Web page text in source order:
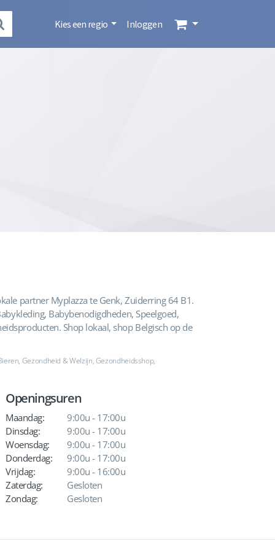
Kies een regio Inloggen
partner Myplazza te Genk, Zuiderring 64 B1.
Babybenodigdheden, Speelgoed,
Shop lokaal, shop Belgisch op de
Gezondheid & Welzijn, Gezondheidsshop,
Openingsuren
Maandag:
9:00u - 17:00u
Dinsdag:
9:00u - 17:00u
Woensdag:
9:00u - 17:00u
Donderdag:
9:00u - 17:00u
Vrijdag:
9:00u - 16:00u
Zaterdag:
Gesloten
Zondag:
Gesloten